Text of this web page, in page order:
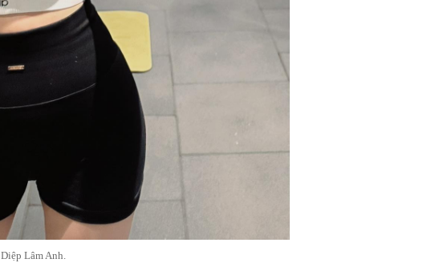
Diệp Lâm Anh.